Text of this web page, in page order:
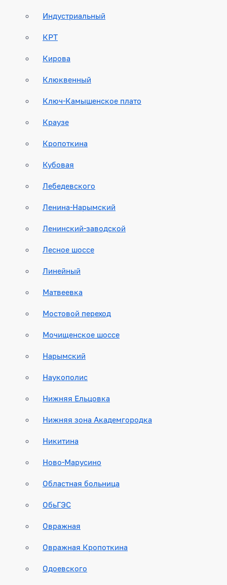
Индустриальный
КРТ
Кирова
Клюквенный
Ключ-Камышенское плато
Краузе
Кропоткина
Кубовая
Лебедевского
Ленина-Нарымский
Ленинский-заводской
Лесное шоссе
Линейный
Матвеевка
Мостовой переход
Мочищенское шоссе
Нарымский
Наукополис
Нижняя Ельцовка
Нижняя зона Академгородка
Никитина
Ново-Марусино
Областная больница
ОбьГЭС
Овражная
Овражная Кропоткина
Одоевского